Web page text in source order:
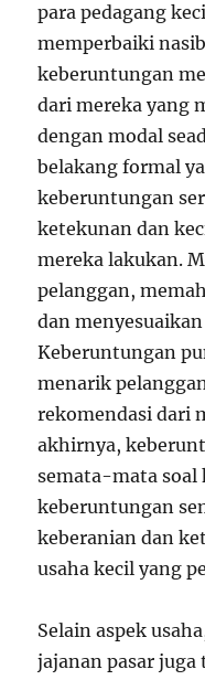
para pedagang
memperbaiki
keberuntungan
dari mereka yang
dengan modal
belakang formal
keberuntungan
ketekunan dan
mereka lakukan.
pelanggan,
dan
Keberuntungan
menarik
rekomendasi dari
akhirnya,
semata-mata
keberuntungan
keberanian dan
usaha kecil yang
Selain aspek
jajanan pasar